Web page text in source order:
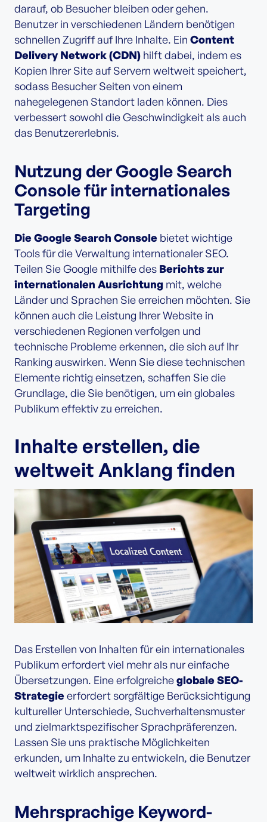
darauf, ob Besucher bleiben oder gehen.
Benutzer in verschiedenen Ländern benötigen
schnellen Zugriff auf Ihre Inhalte. Ein Content
Delivery Network (CDN) hilft dabei, indem es
Kopien Ihrer Site auf Servern weltweit speichert,
sodass Besucher Seiten von einem
nahegelegenen Standort laden können. Dies
verbessert sowohl die Geschwindigkeit als auch
das Benutzererlebnis.
Nutzung der Google Search
Console für internationales
Targeting
Die Google Search Console bietet wichtige
Tools für die Verwaltung internationaler SEO.
Teilen Sie Google mithilfe des Berichts zur
internationalen Ausrichtung mit, welche
Länder und Sprachen Sie erreichen möchten. Sie
können auch die Leistung Ihrer Website in
verschiedenen Regionen verfolgen und
technische Probleme erkennen, die sich auf Ihr
Ranking auswirken. Wenn Sie diese technischen
Elemente richtig einsetzen, schaffen Sie die
Grundlage, die Sie benötigen, um ein globales
Publikum effektiv zu erreichen.
Inhalte erstellen, die
weltweit Anklang finden
Das Erstellen von Inhalten für ein internationales
Publikum erfordert viel mehr als nur einfache
Übersetzungen. Eine erfolgreicheglobale SEO-
Strategieerfordert sorgfältige Berücksichtigung
kultureller Unterschiede, Suchverhaltensmuster
und zielmarktspezifischer Sprachpräferenzen.
Lassen Sie uns praktische Möglichkeiten
erkunden, um Inhalte zu entwickeln, die Benutzer
weltweit wirklich ansprechen.
Mehrsprachige Keyword-